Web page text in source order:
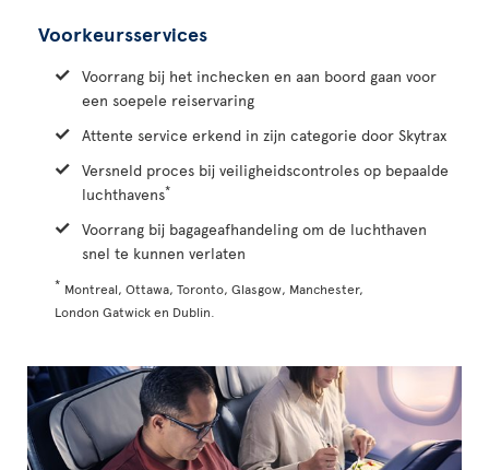
Voorkeursservices
Voorrang bij het inchecken en aan boord gaan voor
een soepele reiservaring
Attente service erkend in zijn categorie door Skytrax
Versneld proces bij veiligheidscontroles op bepaalde
luchthavens*
Voorrang bij bagageafhandeling om de luchthaven
snel te kunnen verlaten
* Montreal, Ottawa, Toronto, Glasgow, Manchester,
London Gatwick en Dublin.